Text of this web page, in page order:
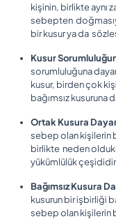
kişinin, birlikte aynı
sebepten
bir kusur ya da
Kusur
sorumluluğuna
kusur, birden çok
bağımsız kusuruna
Ortak Kusura
sebep olan kişilerin
birlikte neden
yükümlülük
Bağımsız Kusura
kusurun bir işbirliği
sebep olan kişilerin